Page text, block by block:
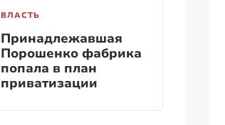
ВЛАСТЬ
Принадлежавшая
Порошенко фабрика
попала в план
приватизации